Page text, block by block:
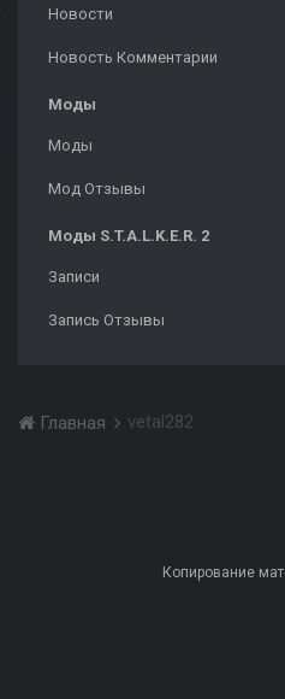
Новости
Новость Комментарии
Моды
Моды
Мод Отзывы
Моды S.T.A.L.K.E.R. 2
Записи
Запись Отзывы
Главная vetal282
Копирование